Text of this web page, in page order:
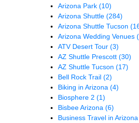
Arizona Park (10)
Arizona Shuttle (284)
Arizona Shuttle Tucson
Arizona Wedding Venues
ATV Desert Tour (3)
AZ Shuttle Prescott (30)
AZ Shuttle Tucson (17)
Bell Rock Trail (2)
Biking in Arizona (4)
Biosphere 2 (1)
Bisbee Arizona (6)
Business Travel in Arizona